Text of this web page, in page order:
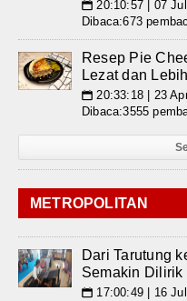
📅 20:10:57 | 07
Dibaca:673
Resep Pie
Lezat dan
📅 20:33:18 | 23
Dibaca:3555
METROPOLITAN
Dari Tarutung
Semakin Dilirik
📅 17:00:49 | 16